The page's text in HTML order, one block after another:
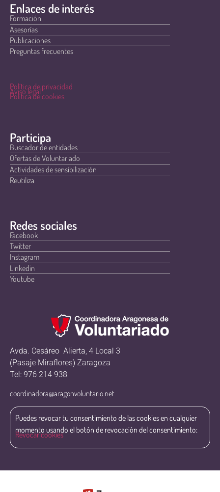
Enlaces de interés
Formación
Asesorías
Publicaciones
Preguntas frecuentes
Política de privacidad
Aviso legal
Política de cookies
Participa
Buscador de entidades
Ofertas de Voluntariado
Actividades de sensibilización
Reutiliza
Redes sociales
Facebook
Twitter
Instagram
Linkedin
Youtube
Avda. Cesáreo Alierta, 4 Local 3
(Pasaje Miraflores) Zaragoza
Tel: 976 214 938
coordinadora@aragonvoluntario.net
Puedes revocar tu consentimiento de las cookies en cualquier
momento usando el botón de revocación del consentimiento:
Revocar cookies